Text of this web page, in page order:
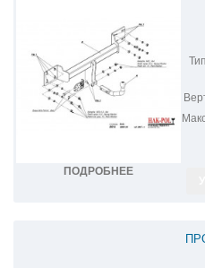
ПОДРОБНЕЕ